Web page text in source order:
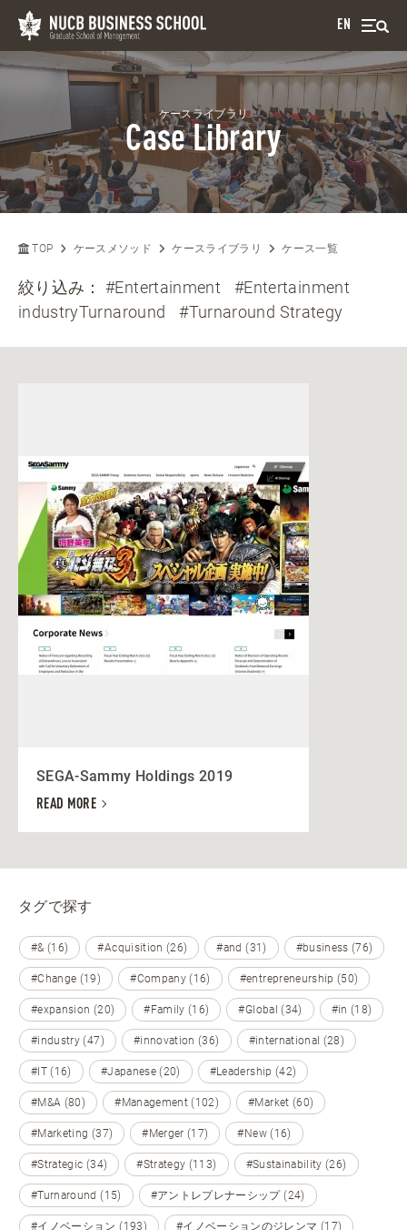
EN
ケースライブラリ
Case Library
TOP ケースメソッド ケースライブラリ ケース一覧
絞り込み：#Entertainment
#Entertainment
industryTurnaround
#Turnaround Strategy
SEGA-Sammy Holdings 2019
READ MORE
タグで探す
#& (16) #Acquisition (26) #and (31) #business (76)
#Change (19) #Company (16) #entrepreneurship (50)
#expansion (20) #Family (16) #Global (34) #in (18)
#industry (47) #innovation (36) #international (28)
#IT (16) #Japanese (20) #Leadership (42)
#M&A (80) #Management (102) #Market (60)
#Marketing (37) #Merger (17) #New (16)
#Strategic (34) #Strategy (113) #Sustainability (26)
#Turnaround (15) #アントレプレナーシップ (24)
#イノベーション (193) #イノベーションのジレンマ (17)